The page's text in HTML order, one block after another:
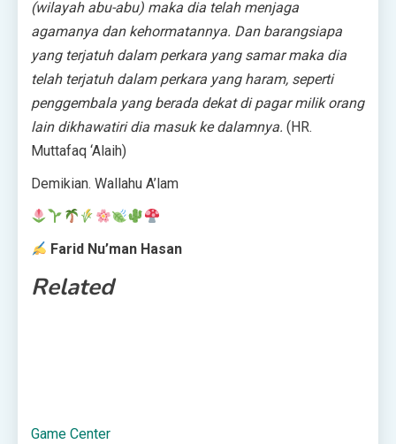
(wilayah abu-abu) maka dia telah menjaga
agamanya dan kehormatannya. Dan barangsiapa
yang terjatuh dalam perkara yang samar maka dia
telah terjatuh dalam perkara yang haram, seperti
penggembala yang berada dekat di pagar milik orang
lain dikhawatiri dia masuk ke dalamnya. (HR.
Muttafaq ‘Alaih)
Demikian. Wallahu A’lam
Farid Nu’man Hasan
Related
Game Center